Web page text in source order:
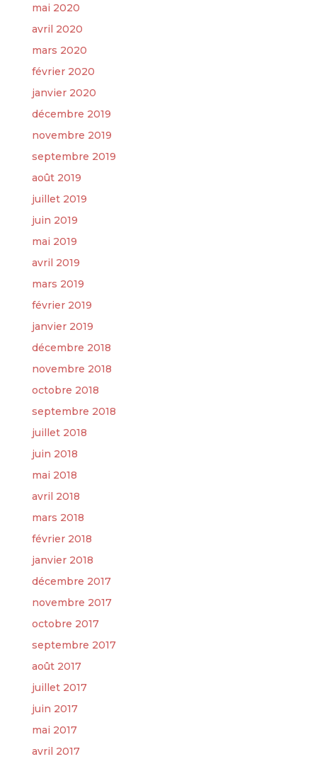
mai 2020
avril 2020
mars 2020
février 2020
janvier 2020
décembre 2019
novembre 2019
septembre 2019
août 2019
juillet 2019
juin 2019
mai 2019
avril 2019
mars 2019
février 2019
janvier 2019
décembre 2018
novembre 2018
octobre 2018
septembre 2018
juillet 2018
juin 2018
mai 2018
avril 2018
mars 2018
février 2018
janvier 2018
décembre 2017
novembre 2017
octobre 2017
septembre 2017
août 2017
juillet 2017
juin 2017
mai 2017
avril 2017